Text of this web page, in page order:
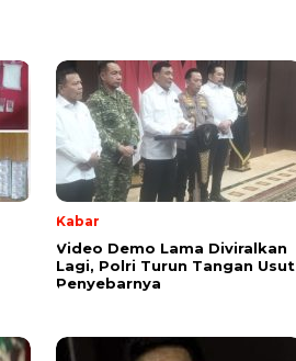
Kabar
Video Demo Lama Diviralkan
Lagi, Polri Turun Tangan Usut
Penyebarnya